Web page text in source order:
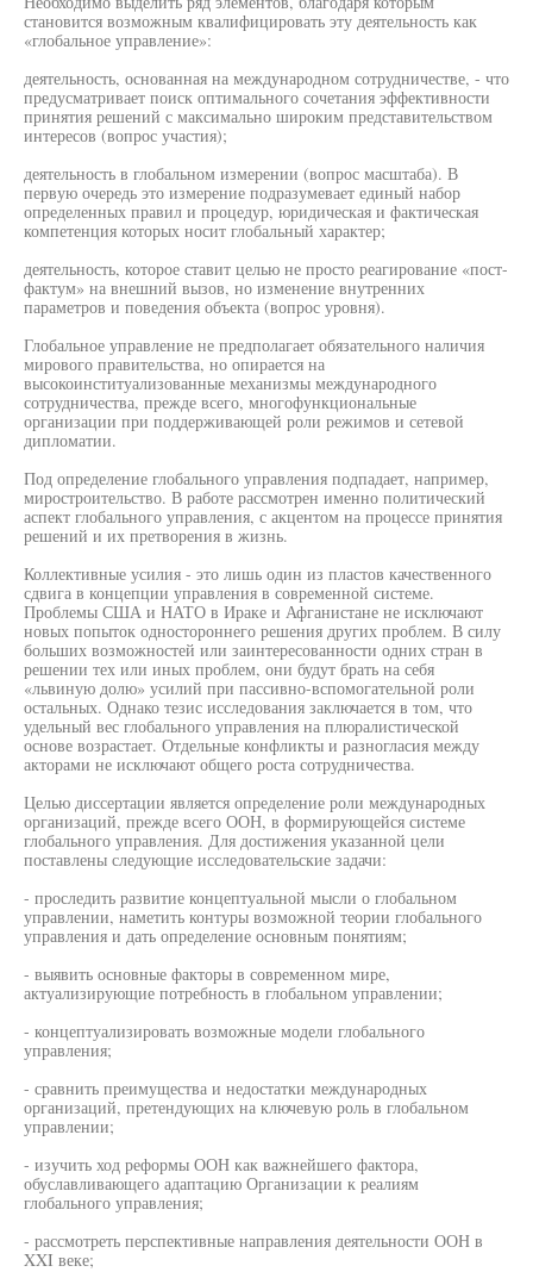
становится возможным квалифицировать эту деятельность как
«глобальное управление»:
деятельность, основанная на международном сотрудничестве, - что
предусматривает поиск оптимального сочетания эффективности
принятия решений с максимально широким представительством
интересов (вопрос участия);
деятельность в глобальном измерении (вопрос масштаба). В
первую очередь это измерение подразумевает единый набор
определенных правил и процедур, юридическая и фактическая
компетенция которых носит глобальный характер;
деятельность, которое ставит целью не просто реагирование «пост-
фактум» на внешний вызов, но изменение внутренних
параметров и поведения объекта (вопрос уровня).
Глобальное управление не предполагает обязательного наличия
мирового правительства, но опирается на
высокоинституализованные механизмы международного
сотрудничества, прежде всего, многофункциональные
организации при поддерживающей роли режимов и сетевой
дипломатии.
Под определение глобального управления подпадает, например,
миростроительство. В работе рассмотрен именно политический
аспект глобального управления, с акцентом на процессе принятия
решений и их претворения в жизнь.
Коллективные усилия - это лишь один из пластов качественного
сдвига в концепции управления в современной системе.
Проблемы США и НАТО в Ираке и Афганистане не исключают
новых попыток одностороннего решения других проблем. В силу
больших возможностей или заинтересованности одних стран в
решении тех или иных проблем, они будут брать на себя
«львиную долю» усилий при пассивно-вспомогательной роли
остальных. Однако тезис исследования заключается в том, что
удельный вес глобального управления на плюралистической
основе возрастает. Отдельные конфликты и разногласия между
акторами не исключают общего роста сотрудничества.
Целью диссертации является определение роли международных
организаций, прежде всего ООН, в формирующейся системе
глобального управления. Для достижения указанной цели
поставлены следующие исследовательские задачи:
- проследить развитие концептуальной мысли о глобальном
управлении, наметить контуры возможной теории глобального
управления и дать определение основным понятиям;
- выявить основные факторы в современном мире,
актуализирующие потребность в глобальном управлении;
- концептуализировать возможные модели глобального
управления;
- сравнить преимущества и недостатки международных
организаций, претендующих на ключевую роль в глобальном
управлении;
- изучить ход реформы ООН как важнейшего фактора,
обуславливающего адаптацию Организации к реалиям
глобального управления;
- рассмотреть перспективные направления деятельности ООН в
XXI веке;